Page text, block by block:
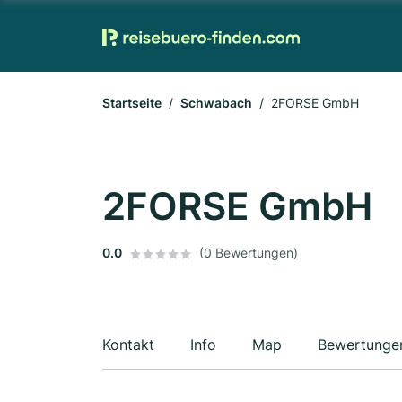
Startseite Schwabach 2FORSE GmbH
2FORSE GmbH
0.0 (0 Bewertungen)
Kontakt Info Map